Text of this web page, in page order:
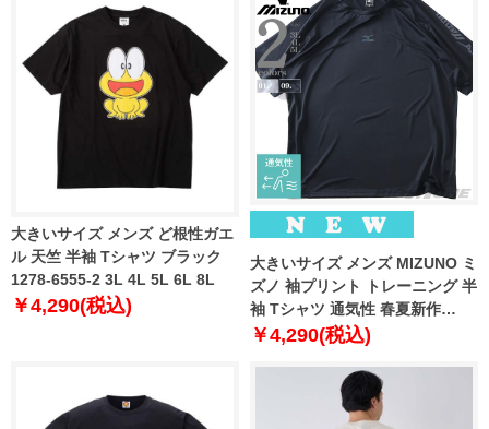
大きいサイズ メンズ ど根性ガエ
ル 天竺 半袖 Tシャツ ブラック
1278-6555-2 3L 4L 5L 6L 8L
￥4,290(税込)
大きいサイズ メンズ MIZUNO ミ
ズノ 袖プリント トレーニング 半
袖 Tシャツ 通気性 春夏新作
k2jadb15
￥4,290(税込)